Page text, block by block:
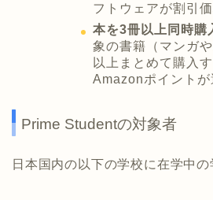
フトウェアが割引
本を3冊以上同時購
象の書籍（マンガ
以上まとめて購入
Amazonポイントが
Prime Studentの対象者
日本国内の以下の学校に在学中の